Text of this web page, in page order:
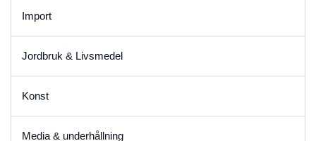
Import
Jordbruk & Livsmedel
Konst
Media & underhållning